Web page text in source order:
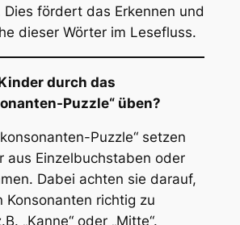
fördert das Erkennen und
dieser Wörter im Lesefluss.
durch das
Puzzle“ üben?
Puzzle“ setzen
aus Einzelbuchstaben oder
Dabei achten sie darauf,
Konsonanten richtig zu
„Kanne“ oder „Mitte“.